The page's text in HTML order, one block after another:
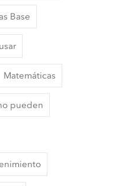
Base
Matemáticas
pueden